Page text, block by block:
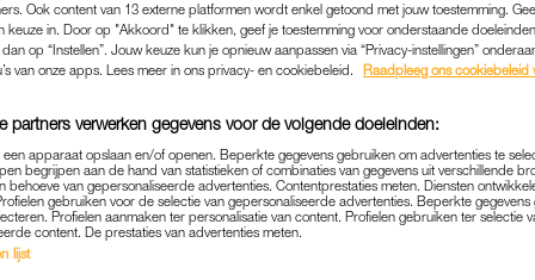
PARIJS: 'MÁXIMA KIJKT
KAUWENDE
KONINGSHUIS ORANJE BOVEN
03-08-2024 | SAM HOEVENAAR
Ook content van 13 externe platformen wordt enkel getoond met jouw toestemming.
keuze in. Door op "Akkoord" te klikken, geef je toestemming voor onderstaande
op “Instellen”. Jouw keuze kun je opnieuw aanpassen via “Privacy-instellingen”
van onze apps. Lees meer in ons privacy- en cookiebeleid.
Raadpleeg ons cookiebeleid
partners verwerken gegevens voor de volgende doeleinden:
apparaat opslaan en/of openen. Beperkte gegevens gebruiken om advertenties te
begrijpen aan de hand van statistieken of combinaties van gegevens uit verschillende
behoeve van gepersonaliseerde advertenties. Contentprestaties meten. Diensten
gebruiken voor de selectie van gepersonaliseerde advertenties. Beperkte
Profielen aanmaken ter personalisatie van content. Profielen gebruiken ter selectie
content. De prestaties van advertenties meten.
lijst